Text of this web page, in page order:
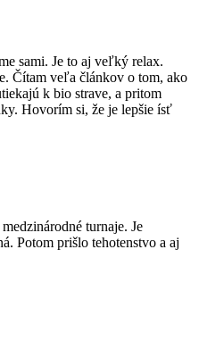
sami. Je to aj veľký relax.
Čítam veľa článkov o tom, ako
k bio strave, a pritom
Hovorím si, že je lepšie ísť
turnaje. Je
Potom prišlo tehotenstvo a aj